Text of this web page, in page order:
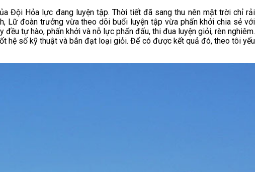
Đội Hỏa lực đang luyện tập. Thời tiết đã sang thu nên mặt trời chỉ rải
Lữ đoàn trưởng vừa theo dõi buổi luyện tập vừa phấn khởi chia sẻ với
tự hào, phấn khởi và nỗ lực phấn đấu, thi đua luyện giỏi, rèn nghiêm.
hệ số kỹ thuật và bắn đạt loại giỏi. Để có được kết quả đó, theo tôi yếu